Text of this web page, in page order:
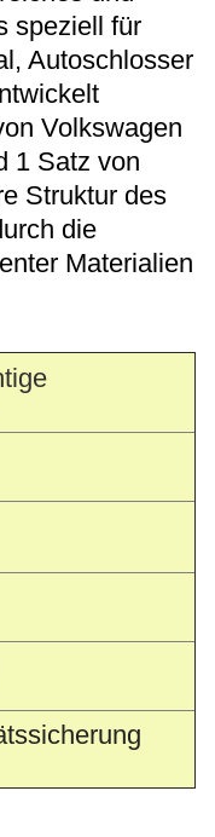
speziell für
Autoschlosser
Volkswagen
1 Satz von
Struktur des
die
Materialien